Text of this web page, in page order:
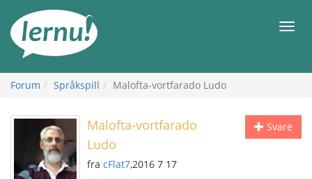
innholdet
Meny
Forum Språkspill Malofta-vortfarado Ludo
Svare
Malofta-vortfarado
Ludo
fra cFlat7,2016 7 17